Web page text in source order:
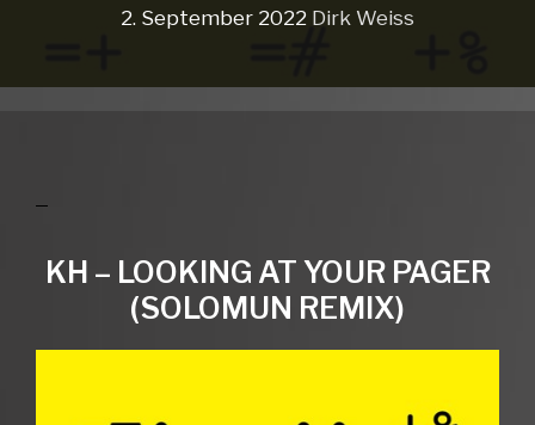
2. September 2022 Dirk Weiss
KH – LOOKING AT YOUR PAGER
(SOLOMUN REMIX)